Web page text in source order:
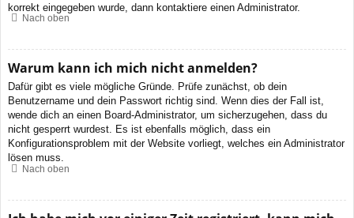
korrekt eingegeben wurde, dann kontaktiere einen Administrator.
Nach oben
Warum kann ich mich nicht anmelden?
Dafür gibt es viele mögliche Gründe. Prüfe zunächst, ob dein
Benutzername und dein Passwort richtig sind. Wenn dies der Fall ist,
wende dich an einen Board-Administrator, um sicherzugehen, dass du
nicht gesperrt wurdest. Es ist ebenfalls möglich, dass ein
Konfigurationsproblem mit der Website vorliegt, welches ein Administrator
lösen muss.
Nach oben